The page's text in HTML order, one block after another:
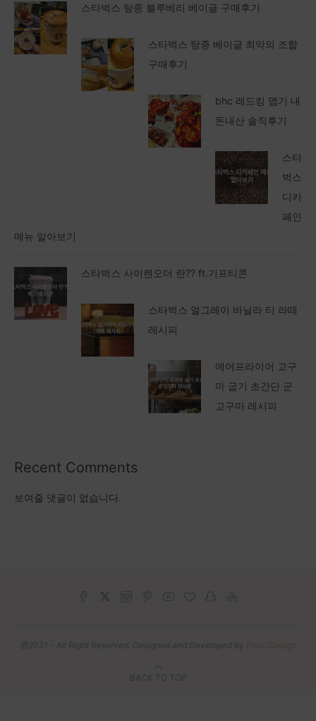
스타벅스 탕종 블루베리 베이글 구매후기
스타벅스 탕종 베이글 최악의 조합
구매후기
bhc 레드킹 맵기 내
돈내산 솔직후기
스타
벅스
디카
페인
메뉴 알아보기
스타벅스 사이렌오더 란?? ft.기프티콘
스타벅스 얼그레이 바닐라 티 라떼
레시피
에어프라이어 고구
마 굽기 초간단 군
고구마 레시피
Recent Comments
보여줄 댓글이 없습니다.
@2021 - All Right Reserved. Designed and Developed by
BACK TO TOP